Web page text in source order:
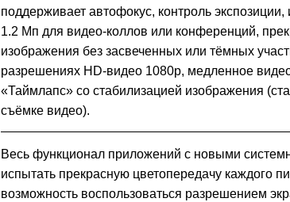
поддерживает автофокус, контроль
1.2 Мп для видео-коллов или конференций,
изображения без засвеченных или тёмных
разрешениях HD‑видео 1080p, медленное
«Таймлапс» со стабилизацией изображения
съёмке видео).
Весь функционал приложений с новыми
испытать прекрасную цветопередачу каждого
возможность воспользоваться разрешением